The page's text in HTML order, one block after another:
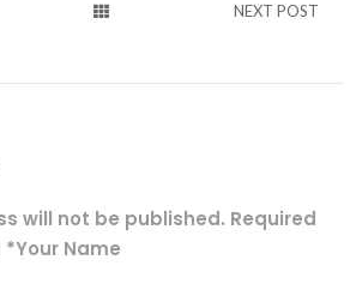
NEXT POST
will not be published. Required
Name